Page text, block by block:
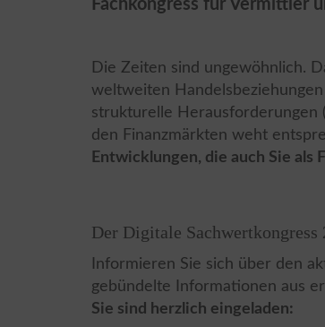
Fachkongress für Vermittler
Die Zeiten sind ungewöhnlich.
weltweiten
strukturelle Herausforderungen
den Finanzmärkten weht
Entwicklungen, die auch Sie als
Der Digitale
Informieren Sie sich über den
gebündelte Informationen aus
Sie sind herzlich eingeladen: